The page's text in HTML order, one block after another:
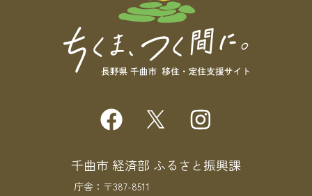
千曲市 経済部 ふるさと振興課
庁舎：〒387-8511